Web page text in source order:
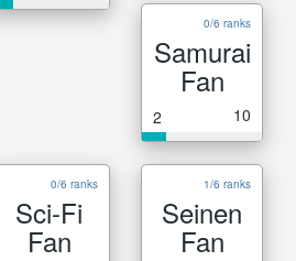
0/6 ranks
Samurai
Fan
2 10
0/6 ranks
Sci-Fi
Fan
1/6 ranks
Seinen
Fan